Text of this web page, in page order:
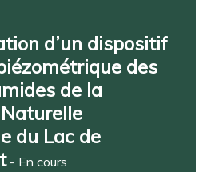
d’un dispositif
des
de la
du Lac de
- En cours